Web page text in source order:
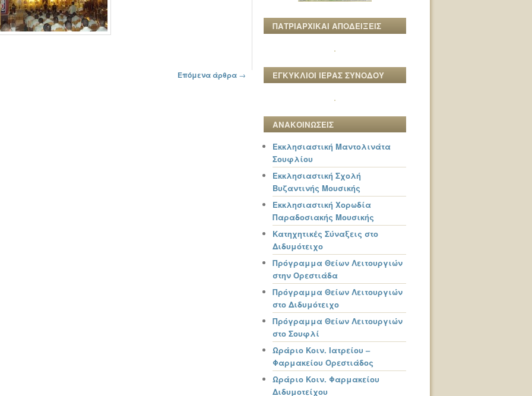
Επόμενα άρθρα →
ΠΑΤΡΙΑΡΧΙΚΑΙ ΑΠΟΔΕΙΞΕΙΣ
ΕΓΚΥΚΛΙΟΙ ΙΕΡΑΣ ΣΥΝΟΔΟΥ
ΑΝΑΚΟΙΝΩΣΕΙΣ
Εκκλησιαστική Μαντολινάτα
Σουφλίου
Εκκλησιαστική Σχολή
Βυζαντινής Μουσικής
Εκκλησιαστική Χορωδία
Παραδοσιακής Μουσικής
Κατηχητικές Σύναξεις στο
Διδυμότειχο
Πρόγραμμα Θείων Λειτουργιών
στην Ορεστιάδα
Πρόγραμμα Θείων Λειτουργιών
στο Διδυμότειχο
Πρόγραμμα Θείων Λειτουργιών
στο Σουφλί
Ωράριο Κοιν. Ιατρείου –
Φαρμακείου Ορεστιάδος
Ωράριο Κοιν. Φαρμακείου
Διδυμοτείχου